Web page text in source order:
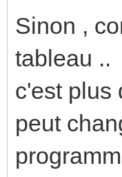
Sinon ,
tableau ..
c'est plus
peut